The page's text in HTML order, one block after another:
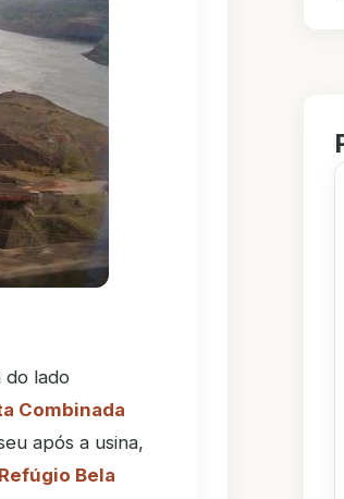
do lado
Combinada
após a usina,
Bela